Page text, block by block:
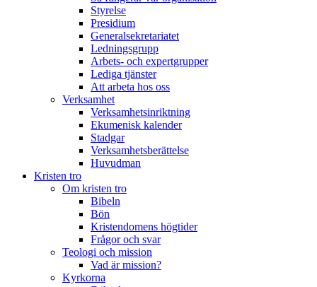
Styrelse
Presidium
Generalsekretariatet
Ledningsgrupp
Arbets- och expertgrupper
Lediga tjänster
Att arbeta hos oss
Verksamhet
Verksamhetsinriktning
Ekumenisk kalender
Stadgar
Verksamhetsberättelse
Huvudman
Kristen tro
Om kristen tro
Bibeln
Bön
Kristendomens högtider
Frågor och svar
Teologi och mission
Vad är mission?
Kyrkorna